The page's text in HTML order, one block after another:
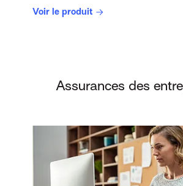
Voir le produit
Assurances des